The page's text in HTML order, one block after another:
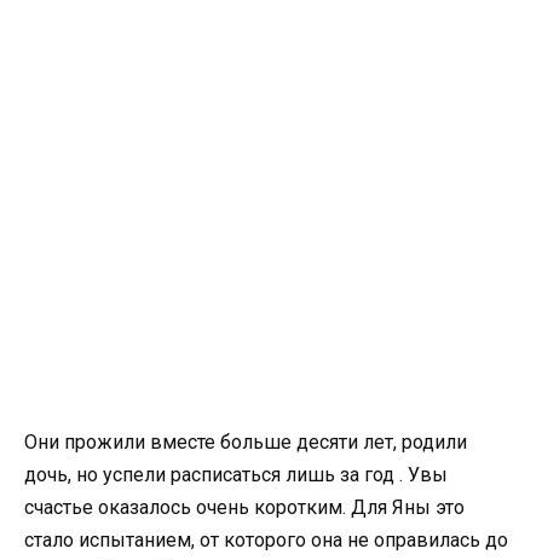
Они прожили вместе больше десяти лет, родили
дочь, но успели расписаться лишь за год . Увы
счастье оказалось очень коротким. Для Яны это
стало испытанием, от которого она не оправилась до